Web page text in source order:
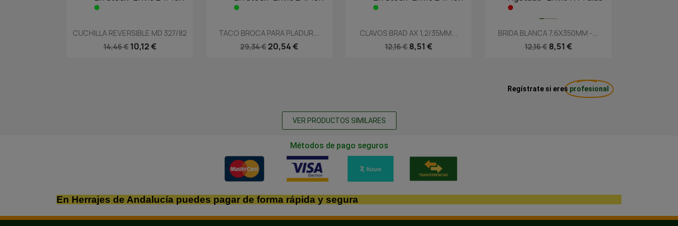
Vista rápida
CUCHILLA REVERSIBLE MD 327/82
14,46 € 10,12 €
Vista rápida
TACO BROCA PARA PLADUR...
29,34 € 20,54 €
Vista rápida
CLAVOS BRAD AX 1,2/35MM...
12,16 € 8,51 €
Vista rápida
BRIDA BLANCA 7.6X350MM -...
12,16 € 8,51 €
Regístrate si eres profesional
VER PRODUCTOS SIMILARES
Métodos de pago seguros
En Herrajes de Andalucía puedes pagar de forma rápida y segura